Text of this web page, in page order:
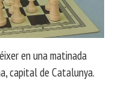
en una matinada
capital de Catalunya.